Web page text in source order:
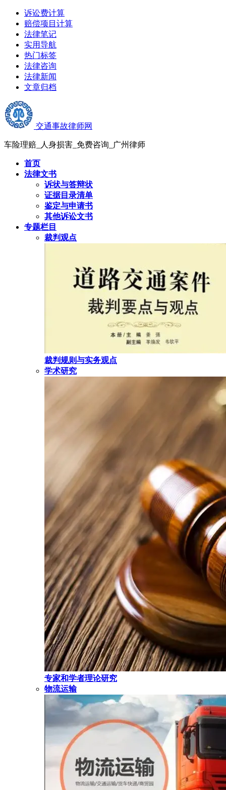
诉讼费计算
赔偿项目计算
法律笔记
实用导航
热门标签
法律咨询
法律新闻
文章归档
交通事故律师网
车险理赔_人身损害_免费咨询_广州律师
首页
法律文书
诉状与答辩状
证据目录清单
鉴定与申请书
其他诉讼文书
专题栏目
裁判观点
裁判规则与实务观点
学术研究
专家和学者理论研究
物流运输